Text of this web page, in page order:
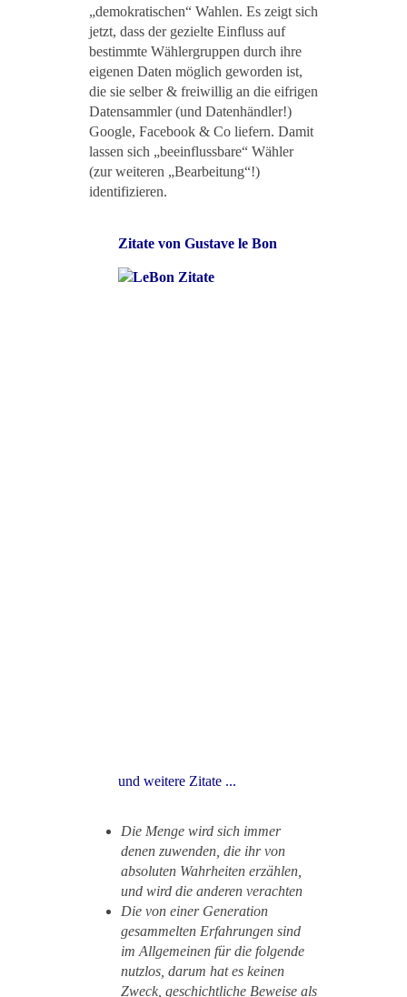
„demokratischen“ Wahlen. Es zeigt sich
jetzt, dass der gezielte Einfluss auf
bestimmte Wählergruppen durch ihre
eigenen Daten möglich geworden ist,
die sie selber & freiwillig an die eifrigen
Datensammler (und Datenhändler!)
Google, Facebook & Co liefern. Damit
lassen sich „beeinflussbare“ Wähler
(zur weiteren „Bearbeitung“!)
identifizieren.
Zitate von Gustave le Bon
und weitere Zitate ...
Die Menge wird sich immer
denen zuwenden, die ihr von
absoluten Wahrheiten erzählen,
und wird die anderen verachten
Die von einer Generation
gesammelten Erfahrungen sind
im Allgemeinen für die folgende
nutzlos, darum hat es keinen
Zweck, geschichtliche Beweise als